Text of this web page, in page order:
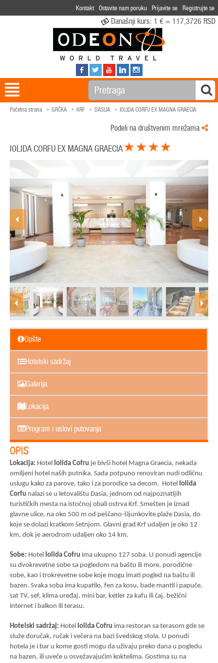
Kontakt Ostavite nam poruku Prijavite se Registrujte se
Današnji kurs: 1 € = 117,3726 RSD
Početna strana GRČKA KRF DASIJA IOLIDA CORFU EX MAGNA GRAECIA
Podeli na društvenim mrežama
IOLIDA CORFU EX MAGNA GRAECIA
Opšte
Hotelski sadržaj
Galerija
Lokacija
Program i uslovi putovanja
OPIS
Lokacija: Hotel Iolida Cofru je bivši hotel Magna Graecia, nekada
omiljeni hotel naših putnika. Sada potpuno renoviran nudi odličnu
uslugu kako za parove, tako i za porodice sa decom. Hotel Iolida
Corfu nalazi se u letovalištu Dasia, jednom od najpoznatijih
turističkih mesta na istočnoj obali ostrva Krf. Smešten je iznad
glavne ulice, na oko 500 m od peščano-šljunkovite plaže Dasia, do
koje se dolazi kratkom šetnjom. Glavni grad Krf udaljen je oko 12
km, dok je aerodrom udaljen oko 14 km.
Sobe: Hotel Iolida Cofru ima ukupno 127 soba. U ponudi agencije
su dvokrevetne sobe sa pogledom na baštu ili more, porodične
sobe, kao i trokrevetne sobe koje mogu imati pogled na baštu ili
bazen. Svaka soba ima kupatilo, fen za kosu, bade mantil i papuče,
sat TV, sef, klima uređaj, mini bar, ketler za kafu ili čaj, bežični
internet i balkon ili terasu.
Hotelski sadržaj: Hotel Iolida Cofru ima restoran sa terasom gde se
služe doručak, ručak i večera na bazi švedskog stola. U ponudi
hotela je i bar u kome gosti mogu da uživaju preko dana u pogledu
na bazen, ili uveče u osvežavajućim koktelima. Gostima su na